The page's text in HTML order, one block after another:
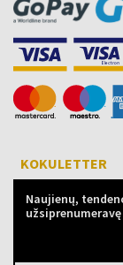
KOKULETTER
Naujienų,